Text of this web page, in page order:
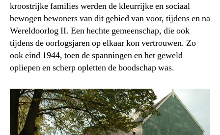
kroostrijke families werden de kleurrijke en sociaal
bewogen bewoners van dit gebied van voor, tijdens en na
Wereldoorlog II. Een hechte gemeenschap, die ook
tijdens de oorlogsjaren op elkaar kon vertrouwen. Zo
ook eind 1944, toen de spanningen en het geweld
opliepen en scherp opletten de boodschap was.